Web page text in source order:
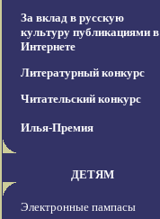
За вклад в русскую
культуру публикациями в
Интернете
Литературный конкурс
Читательский конкурс
Илья-Премия
ДЕТЯМ
Электронные пампасы